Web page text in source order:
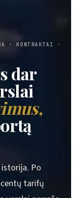
· KONTRAKTAI ·
dar
Po
tarifų